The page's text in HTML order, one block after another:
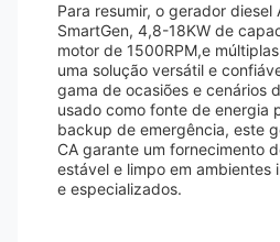
Para resumir, o gerador
SmartGen, 4,8-18KW de
motor de 1500RPM,e
uma solução versátil e
gama de ocasiões e cenários
usado como fonte de energia
backup de emergência, este
CA garante um fornecimento
estável e limpo em ambientes
e especializados.